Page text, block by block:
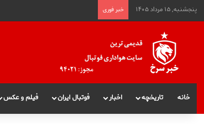
پنجشنبه, ۱۵ مرداد ۱۴۰۵ خبر فوری
خانه تاریخچه اخبار فوتبال ایران فیلم و عکس